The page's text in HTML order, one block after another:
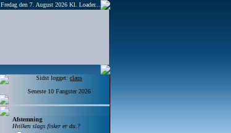
Fredag den 7. August 2026 Kl. Loader...
Sidst logget: claus
Seneste 10 Fangster 2026
Afstemning
Hvilken slags fisker er du.?